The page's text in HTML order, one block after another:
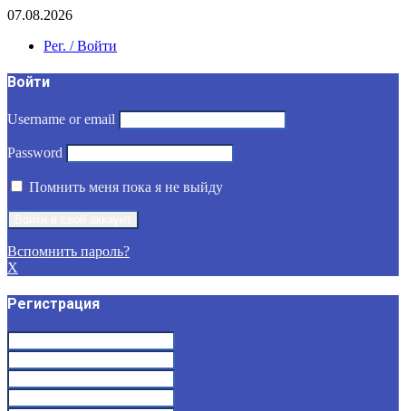
07.08.2026
Рег. / Войти
Войти
Username or email
Password
Помнить меня пока я не выйду
Вспомнить пароль?
X
Регистрация